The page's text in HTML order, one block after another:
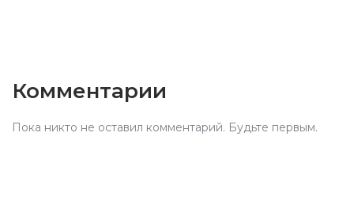
Комментарии
Пока никто не оставил комментарий. Будьте первым.